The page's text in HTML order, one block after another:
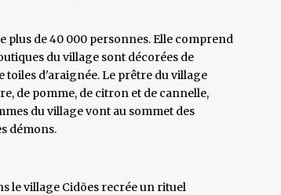
plus de 40 000 personnes. Elle comprend
du village sont décorées de
toiles d'araignée. Le prêtre du village
de pomme, de citron et de cannelle,
du village vont au sommet des
démons.
le village Cidões recrée un rituel